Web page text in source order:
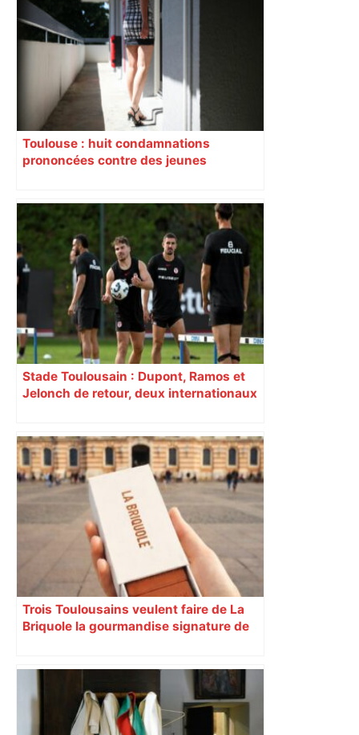
Toulouse : huit condamnations
prononcées contre des jeunes
Stade Toulousain : Dupont, Ramos et
Jelonch de retour, deux internationaux
Trois Toulousains veulent faire de La
Briquole la gourmandise signature de